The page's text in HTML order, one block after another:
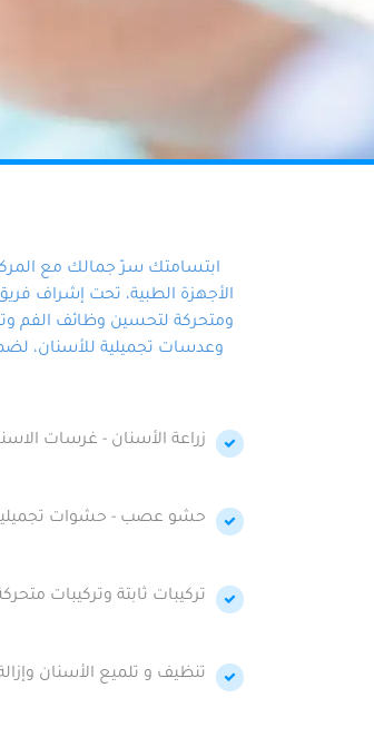
ابتسامتك سرّ جمالك مع
الأجهزة الطبية، تحت إشراف
ومتحركة لتحسين وظائف الفم
وعدسات تجميلية للأسنان،
زراعة الأسنان - غرسات
حشو عصب - حشوات
تركيبات ثابتة وتركيبات
تنظيف و تلميع الأسنان